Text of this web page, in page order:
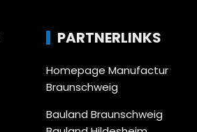
PARTNERLINKS
Homepage Manufactur
Braunschweig
Bauland Braunschweig